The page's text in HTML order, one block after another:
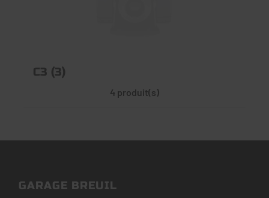
C3 (3)
4 produit(s)
GARAGE BREUIL